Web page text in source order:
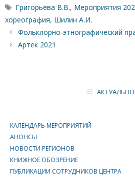
Метки
Григорьева В.В., Мероприятия
хореография, Шилин А.И.
Фольклорно-этнографический
Артек 2021
КАЛЕНДАРЬ МЕРОПРИЯТИЙ
АНОНСЫ
НОВОСТИ РЕГИОНОВ
КНИЖНОЕ ОБОЗРЕНИЕ
ПУБЛИКАЦИИ СОТРУДНИКОВ ЦЕНТРА